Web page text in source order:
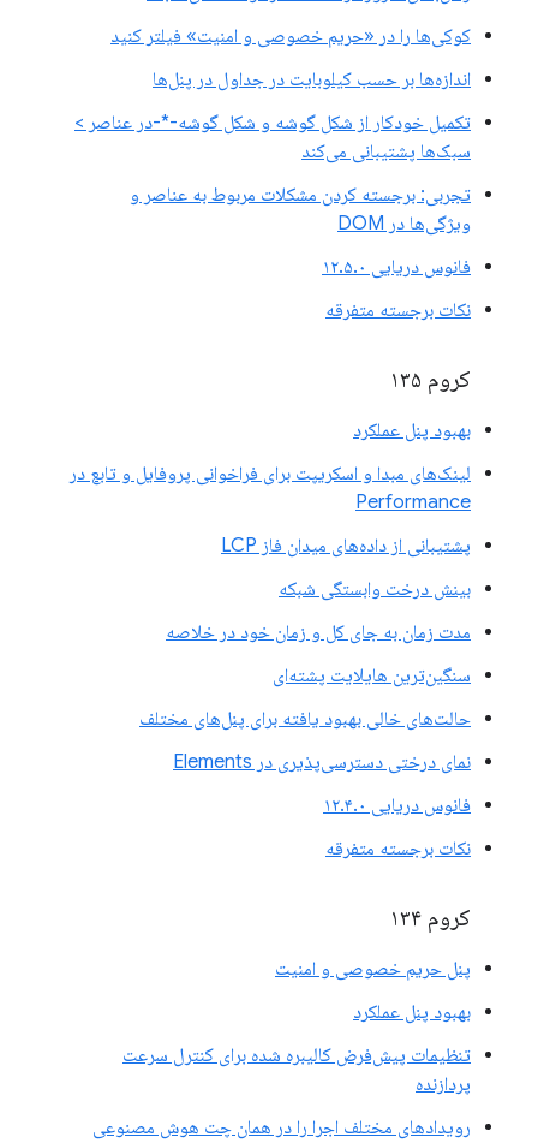
کوکی‌ها را در «حریم خصوصی و امنیت» فیلتر کنید
اندازه‌ها بر حسب کیلوبایت در جداول در پنل‌ها
تکمیل خودکار از شکل گوشه و شکل گوشه-*-در عناصر >
سبک‌ها پشتیبانی می‌کند
تجربی: برجسته کردن مشکلات مربوط به عناصر و
ویژگی‌ها در DOM
فانوس دریایی ۱۲.۵.۰
نکات برجسته متفرقه
کروم ۱۳۵
بهبود پنل عملکرد
لینک‌های مبدا و اسکریپت برای فراخوانی پروفایل و تابع در
Performance
پشتیبانی از داده‌های میدان فاز LCP
بینش درخت وابستگی شبکه
مدت زمان به جای کل و زمان خود در خلاصه
سنگین‌ترین هایلایت پشته‌ای
حالت‌های خالی بهبود یافته برای پنل‌های مختلف
نمای درختی دسترسی‌پذیری در Elements
فانوس دریایی ۱۲.۴.۰
نکات برجسته متفرقه
کروم ۱۳۴
پنل حریم خصوصی و امنیت
بهبود پنل عملکرد
تنظیمات پیش‌فرض کالیبره شده برای کنترل سرعت
پردازنده
رویدادهای مختلف اجرا را در همان چت هوش مصنوعی